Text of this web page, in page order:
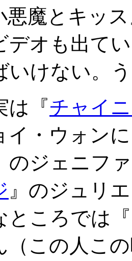
悪魔とキッ
デオも出て
いけない。
は『チャイ
イ・ウォン
のジェニフ
』のジュリ
ところでは
（この人こ